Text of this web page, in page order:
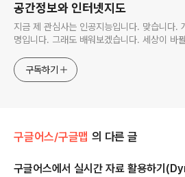
공간정보와 인터넷지도
지금 제 관심사는 인공지능입니다. 맞습니다.
명입니다. 그래도 배워보겠습니다. 세상이 바
구독하기
구글어스/구글맵 의 다른 글
구글어스에서 실시간 자료 활용하기